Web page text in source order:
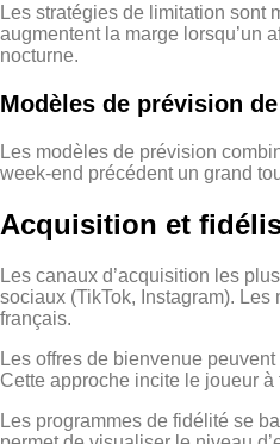
Les stratégies de limitation sont
augmentent la marge lorsqu’un
nocturne.
Modèles de prévision
Les modèles de prévision
week‑end précédent un grand
Acquisition et
Les canaux d’acquisition les
sociaux (TikTok, Instagram).
français.
Les offres de bienvenue
Cette approche incite le joueur
Les programmes de fidélité se